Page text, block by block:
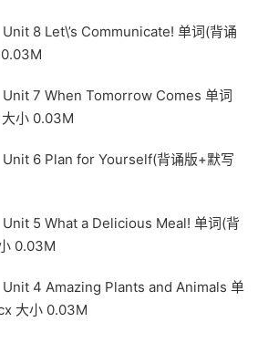
8 Let\’s Communicate! 单词(背诵
7 When Tomorrow Comes 单词
小 0.03M
6 Plan for Yourself(背诵版+默写
5 What a Delicious Meal! 单词(背
0.03M
4 Amazing Plants and Animals 单
大小 0.03M